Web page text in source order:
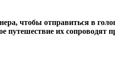
чтобы отправиться в
путешествие их